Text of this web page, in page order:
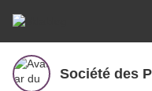
Société des